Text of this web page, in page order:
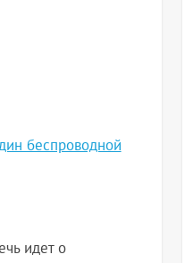
беспроводной
идет о